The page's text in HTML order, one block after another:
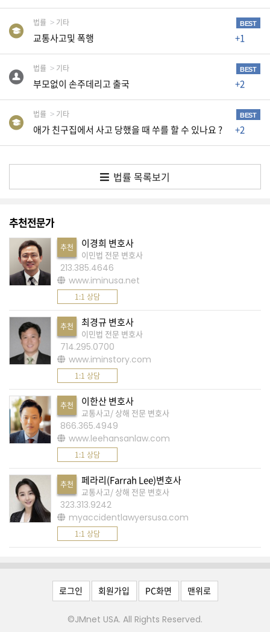
바
랍
.
S
K
미
새
로
운
전
가
를
찾
습
다
.
S
K
미
국
속
법률 기타 BEST
교통사고및 폭행 +1
법률 기타 BEST
부모없이 손주데리고 출국 +2
법률 기타 BEST
애가 친구집에서 사고 당했을 때 쑤를 할 수 있나요 ? +2
법률 목록보기
추천전문가
추천 이경희 변호사
이민법 전문 변호사
213.385.4646
www.iminusa.net
1:1 상담
추천 최경규 변호사
이민법 전문 변호사
714.295.0700
www.iminstory.com
1:1 상담
추천 이한산 변호사
교통사고/ 상해 전문 변호사
866.365.4949
www.leehansanlaw.com
1:1 상담
추천 페라리(Farrah Lee)변호사
교통사고/ 상해 전문 변호사
323.313.9242
myaccidentlawyersusa.com
1:1 상담
로그인 회원가입 PC화면 맨위로
©JMnet USA. All Rights Reserved.